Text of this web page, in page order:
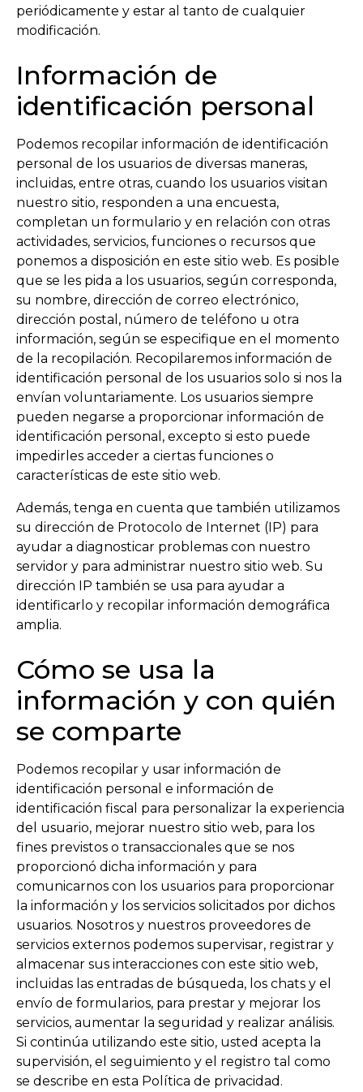
periódicamente y estar al tanto de cualquier
modificación.
Información de
identificación personal
Podemos recopilar información de identificación
personal de los usuarios de diversas maneras,
incluidas, entre otras, cuando los usuarios visitan
nuestro sitio, responden a una encuesta,
completan un formulario y en relación con otras
actividades, servicios, funciones o recursos que
ponemos a disposición en este sitio web. Es posible
que se les pida a los usuarios, según corresponda,
su nombre, dirección de correo electrónico,
dirección postal, número de teléfono u otra
información, según se especifique en el momento
de la recopilación. Recopilaremos información de
identificación personal de los usuarios solo si nos la
envían voluntariamente. Los usuarios siempre
pueden negarse a proporcionar información de
identificación personal, excepto si esto puede
impedirles acceder a ciertas funciones o
características de este sitio web.
Además, tenga en cuenta que también utilizamos
su dirección de Protocolo de Internet (IP) para
ayudar a diagnosticar problemas con nuestro
servidor y para administrar nuestro sitio web. Su
dirección IP también se usa para ayudar a
identificarlo y recopilar información demográfica
amplia.
Cómo se usa la
información y con quién
se comparte
Podemos recopilar y usar información de
identificación personal e información de
identificación fiscal para personalizar la experiencia
del usuario, mejorar nuestro sitio web, para los
fines previstos o transaccionales que se nos
proporcionó dicha información y para
comunicarnos con los usuarios para proporcionar
la información y los servicios solicitados por dichos
usuarios. Nosotros y nuestros proveedores de
servicios externos podemos supervisar, registrar y
almacenar sus interacciones con este sitio web,
incluidas las entradas de búsqueda, los chats y el
envío de formularios, para prestar y mejorar los
servicios, aumentar la seguridad y realizar análisis.
Si continúa utilizando este sitio, usted acepta la
supervisión, el seguimiento y el registro tal como
se describe en esta Política de privacidad.